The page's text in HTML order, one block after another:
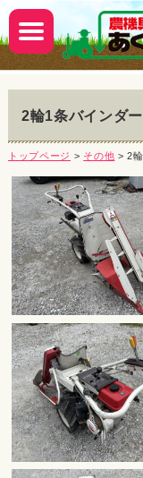
2輪1条バインダ
トップページ > その他 > 2